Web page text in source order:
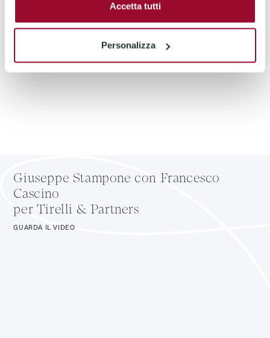
Accetta tutti
Personalizza
Giuseppe Stampone con Francesco
Cascino
per Tirelli & Partners
GUARDA IL VIDEO